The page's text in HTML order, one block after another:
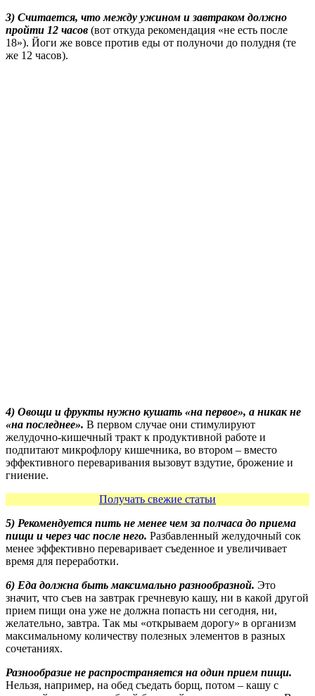
3) Считается, что между ужином и завтраком должно
пройти 12 часов (вот откуда рекомендация «не есть после
18»). Йоги же вовсе против еды от полуночи до полудня (те
же 12 часов).
4) Овощи и фрукты нужно кушать «на первое», а никак не
«на последнее». В первом случае они стимулируют
желудочно-кишечный тракт к продуктивной работе и
подпитают микрофлору кишечника, во втором – вместо
эффективного переваривания вызовут вздутие, брожение и
гниение.
Получать свежие статьи
5) Рекомендуется пить не менее чем за полчаса до приема
пищи и через час после него. Разбавленный желудочный сок
менее эффективно переваривает съеденное и увеличивает
время для переработки.
6) Еда должна быть максимально разнообразной. Это
значит, что съев на завтрак гречневую кашу, ни в какой другой
прием пищи она уже не должна попасть ни сегодня, ни,
желательно, завтра. Так мы «открываем дорогу» в организм
максимальному количеству полезных элементов в разных
сочетаниях.
Разнообразие не распространяется на один прием пищи.
Нельзя, например, на обед съедать борщ, потом – кашу с